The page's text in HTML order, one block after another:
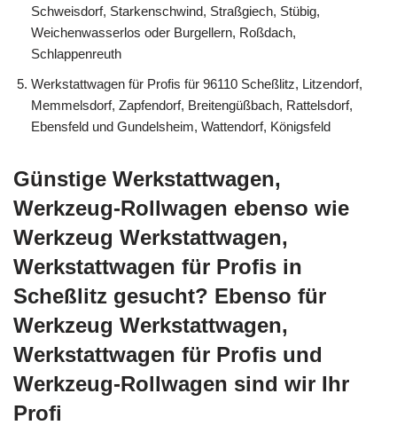
Schweisdorf, Starkenschwind, Straßgiech, Stübig,
Weichenwasserlos oder Burgellern, Roßdach,
Schlappenreuth
Werkstattwagen für Profis für 96110 Scheßlitz, Litzendorf,
Memmelsdorf, Zapfendorf, Breitengüßbach, Rattelsdorf,
Ebensfeld und Gundelsheim, Wattendorf, Königsfeld
Günstige Werkstattwagen,
Werkzeug-Rollwagen ebenso wie
Werkzeug Werkstattwagen,
Werkstattwagen für Profis in
Scheßlitz gesucht? Ebenso für
Werkzeug Werkstattwagen,
Werkstattwagen für Profis und
Werkzeug-Rollwagen sind wir Ihr
Profi